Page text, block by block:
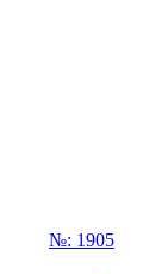
№: 1905